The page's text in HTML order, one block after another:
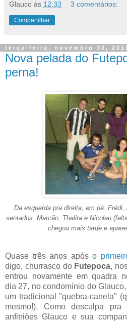
Glauco às 12:33 3 comentários:
Compartilhar
terça-feira, novembro 30,
Nova pelada do
perna!
Da esquerda pra direita, em pé:
sentados: Marcão, Thalita e Nicolau
chegou mais tarde e
Quase três anos após o
digo, churrasco do Futepoca,
entrou novamente em quadra
dia 27, no condomínio do
um tradicional "quebra-canela"
mesmo!). Como desculpa pra
anfitriões Glauco e sua